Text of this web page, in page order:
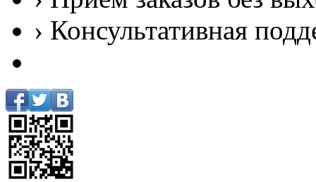
› Консультативная